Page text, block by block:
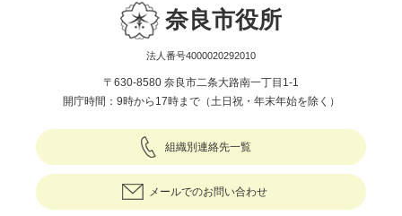
奈良市役所
法人番号4000020292010
〒630-8580 奈良市二条大路南一丁目1-1
開庁時間：9時から17時まで（土日祝・年末年始を除く）
組織別連絡先一覧
メールでのお問い合わせ